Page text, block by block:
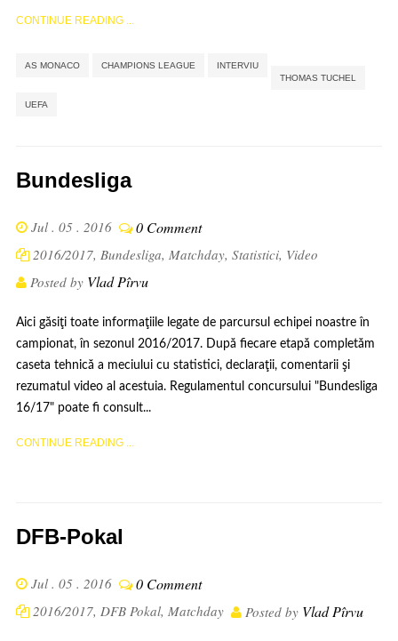
CONTINUE READING ...
AS MONACO CHAMPIONS LEAGUE INTERVIU
THOMAS TUCHEL
UEFA
Bundesliga
Jul . 05 . 2016 0 Comment
2016/2017, Bundesliga, Matchday, Statistici, Video
Posted by Vlad Pîrvu
Aici găsiţi toate informaţiile legate de parcursul echipei noastre în
campionat, în sezonul 2016/2017. După fiecare etapă completăm
caseta tehnică a meciului cu statistici, declaraţii, comentarii şi
rezumatul video al acestuia. Regulamentul concursului "Bundesliga
16/17" poate fi consult...
CONTINUE READING ...
DFB-Pokal
Jul . 05 . 2016 0 Comment
2016/2017, DFB Pokal, Matchday Posted by Vlad Pîrvu